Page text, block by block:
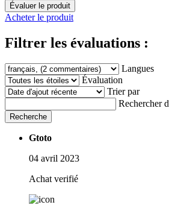
Évaluer le produit
Acheter le produit
Filtrer les évaluations :
Langues
Évaluation
Trier par
Rechercher
Recherche
Gtoto
04 avril 2023
Achat verifié